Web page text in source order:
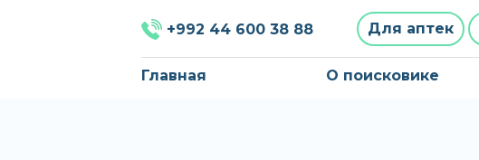
+992 44 600 38 88 Для аптек
Главная О поисковике